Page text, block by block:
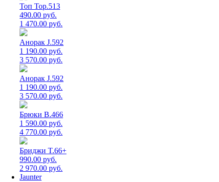
Топ Top.513
490.00 руб.
1 470.00 руб.
Анорак J.592
1 190.00 руб.
3 570.00 руб.
Анорак J.592
1 190.00 руб.
3 570.00 руб.
Брюки B.466
1 590.00 руб.
4 770.00 руб.
Бриджи T.66+
990.00 руб.
2 970.00 руб.
Jaunter